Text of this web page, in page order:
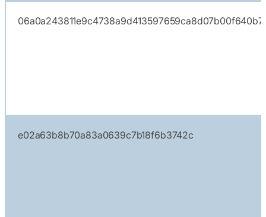
e02a63b8b70a83a0639c7b18f6b3742c